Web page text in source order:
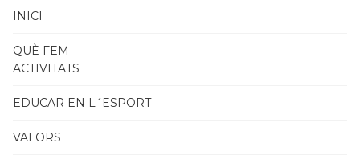
INICI
QUÈ FEM
ACTIVITATS
EDUCAR EN L´ESPORT
VALORS